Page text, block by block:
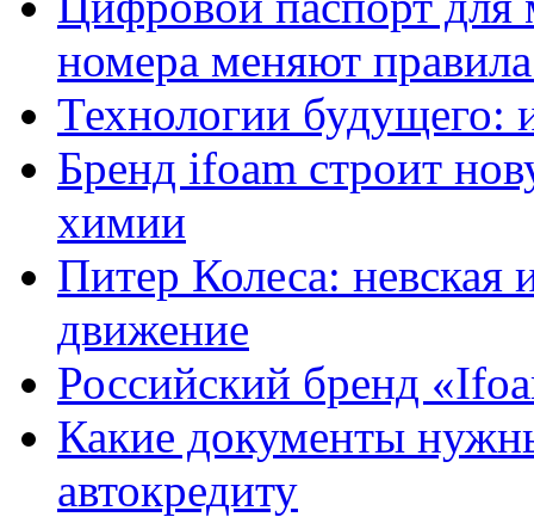
номера меняют
Технологии будущего:
Бренд ifoam строит
химии
Питер Колеса: невская
движение
Российский бренд
Какие документы
автокредиту